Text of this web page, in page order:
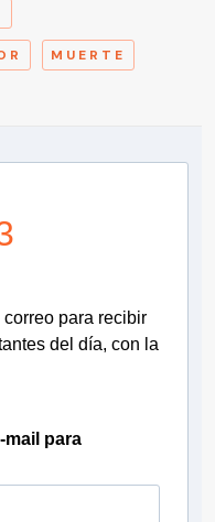
MUERTE
correo para recibir
del día, con la
mail para